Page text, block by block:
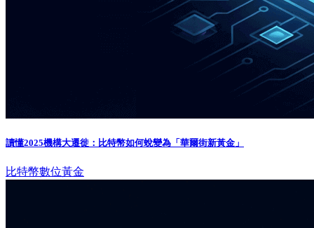
讀懂2025機構大遷徙：比特幣如何蛻變為「華爾街新黃金」
比特幣數位黃金